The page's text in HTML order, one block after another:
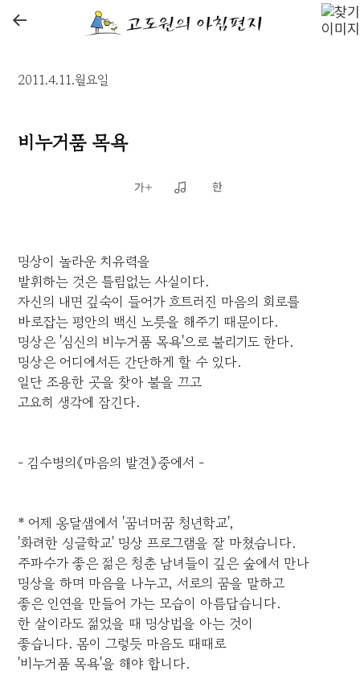
←
2011.4.11.월요일
비누거품 목욕
명상이 놀라운 치유력을
발휘하는 것은 틀림없는 사실이다.
자신의 내면 깊숙이 들어가 흐트러진 마음의 회로를
바로잡는 평안의 백신 노릇을 해주기 때문이다.
명상은 '심신의 비누거품 목욕'으로 불리기도 한다.
명상은 어디에서든 간단하게 할 수 있다.
일단 조용한 곳을 찾아 불을 끄고
고요히 생각에 잠긴다.
- 김수병의《마음의 발견》중에서 -
* 어제 옹달샘에서 '꿈너머꿈 청년학교',
'화려한 싱글학교' 명상 프로그램을 잘 마쳤습니다.
주파수가 좋은 젊은 청춘 남녀들이 깊은 숲에서 만나
명상을 하며 마음을 나누고, 서로의 꿈을 말하고
좋은 인연을 만들어 가는 모습이 아름답습니다.
한 살이라도 젊었을 때 명상법을 아는 것이
좋습니다. 몸이 그렇듯 마음도 때때로
'비누거품 목욕'을 해야 합니다.